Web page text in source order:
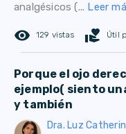
analgésicos (... Leer
remove_red_eye 129 vistas volunteer_activism Útil
Porque el ojo
ejemplo( siento
y también
Dra. Luz